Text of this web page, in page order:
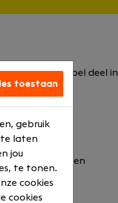
een variabel deel in
tot
je opdrachten
toestaan
gebruik
te laten
jou
te tonen.
cookies
cookies